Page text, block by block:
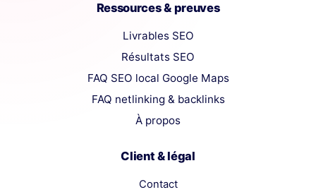
Ressources & preuves
Livrables SEO
Résultats SEO
FAQ SEO local Google Maps
FAQ netlinking & backlinks
À propos
Client & légal
Contact